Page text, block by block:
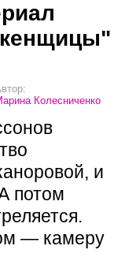
Колесниченко
и
потом
— камеру